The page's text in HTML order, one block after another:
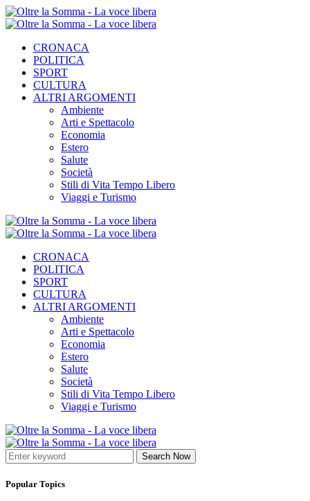
CRONACA
POLITICA
SPORT
CULTURA
ALTRI ARGOMENTI
Ambiente
Arti e Spettacolo
Economia
Estero
Salute
Società
Stili di Vita Tempo Libero
Viaggi e Turismo
CRONACA
POLITICA
SPORT
CULTURA
ALTRI ARGOMENTI
Ambiente
Arti e Spettacolo
Economia
Estero
Salute
Società
Stili di Vita Tempo Libero
Viaggi e Turismo
Search Now
Popular Topics